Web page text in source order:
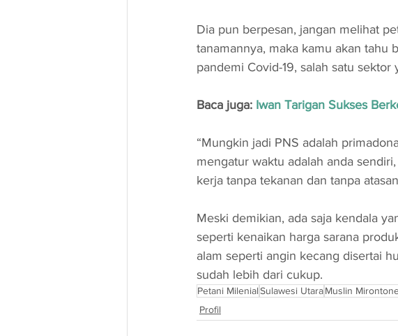
Dia pun berpesan, jangan melihat
tanamannya, maka kamu akan tahu
pandemi Covid-19, salah satu
Baca juga: Iwan Tarigan Sukses
“Mungkin jadi PNS adalah
mengatur waktu adalah anda
kerja tanpa tekanan dan tanpa
Meski demikian, ada saja kendala
seperti kenaikan harga sarana
alam seperti angin kecang disertai
sudah lebih dari cukup.
Petani MilenialSulawesi UtaraMuslin
Profil